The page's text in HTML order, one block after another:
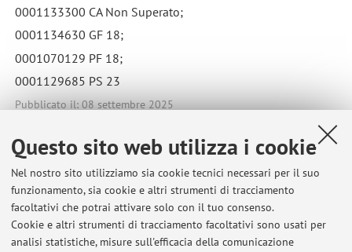
Questo sito web utilizza i cookie
Nel nostro sito utilizziamo sia cookie tecnici necessari per il suo
funzionamento, sia cookie e altri strumenti di tracciamento
facoltativi che potrai attivare solo con il tuo consenso.
Cookie e altri strumenti di tracciamento facoltativi sono usati per
analisi statistiche, misure sull'efficacia della comunicazione
0001133300 CA Non Superato;
0001134630 GF 18;
0001070129 PF 18;
0001129685 PS 23
Pubblicato il: 08 settembre 2025
Ultimi avvisi
Appello Lab Micro Applicata 08/07/2026. Mandare mail per
accettazione voto
Pubblicato il: 08 luglio 2026